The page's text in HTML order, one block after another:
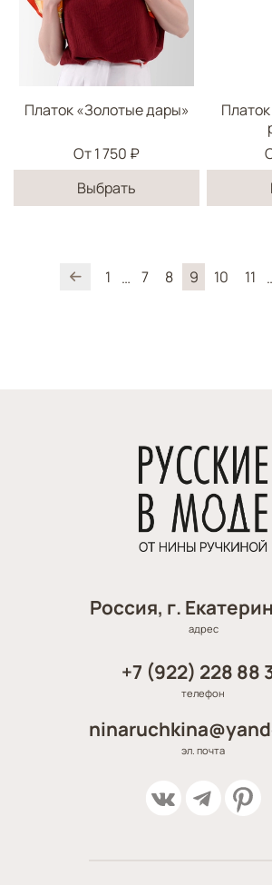
Платок «Золотые дары»
От1 750 ₽
Выбрать
1 … 7 8 9 10 11
Россия, г.
адрес
+7 (922) 228 88
телефон
эл. почта